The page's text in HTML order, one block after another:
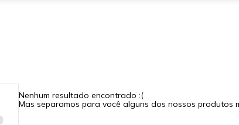
Nenhum resultado encontrado :(
Mas separamos para você alguns dos nossos produtos